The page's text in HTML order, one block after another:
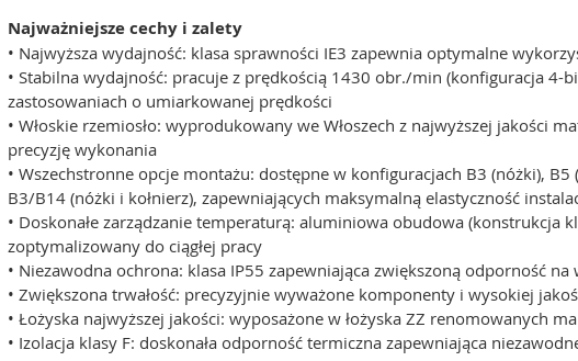
Najważniejsze cechy i zalety
• Najwyższa wydajność: klasa sprawności IE3 zapewnia optymalne
• Stabilna wydajność: pracuje z prędkością 1430 obr./min (konfiguracja 4-
zastosowaniach o umiarkowanej prędkości
• Włoskie rzemiosło: wyprodukowany we Włoszech z najwyższej jakości
precyzję wykonania
• Wszechstronne opcje montażu: dostępne w konfiguracjach B3 (nóżki), B5
B3/B14 (nóżki i kołnierz), zapewniających maksymalną elastyczność
• Doskonałe zarządzanie temperaturą: aluminiowa obudowa (konstrukcja
zoptymalizowany do ciągłej pracy
• Niezawodna ochrona: klasa IP55 zapewniająca zwiększoną odporność
• Zwiększona trwałość: precyzyjnie wyważone komponenty i wysokiej
• Łożyska najwyższej jakości: wyposażone w łożyska ZZ renomowanych
• Izolacja klasy F: doskonała odporność termiczna zapewniająca